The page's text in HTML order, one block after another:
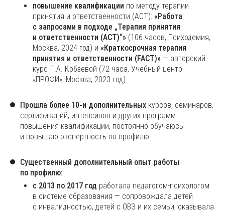
повышение квалификации по методу терапии
принятия и ответственности (ACT): «Работа
с запросами в подходе „Терапия принятия
и ответственности (ACT)“» (106 часов, Психодемия,
Москва, 2024 год) и «Краткосрочная терапия
принятия и ответственности (FACT)» — авторский
курс Т.А. Кобзевой (72 часа, Учебный центр
«ПРОФИ», Москва, 2023 год)
Прошла более 10-и дополнительных курсов, семинаров,
сертификаций, интенсивов и других программ
повышения квалификации, постоянно обучаюсь
и повышаю экспертность по профилю
Существенный дополнительный опыт работы
по профилю:
с 2013 по 2017 год работала педагогом-психологом
в системе образования — сопровождала детей
с инвалидностью, детей с ОВЗ и их семьи, оказывала